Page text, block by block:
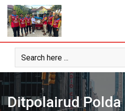
Skip
content
Ditpolairud Polda